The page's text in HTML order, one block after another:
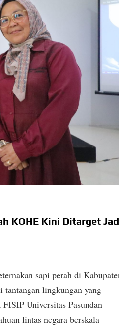
KOHE Kini Ditarget
sapi perah di
lingkungan yang
Universitas Pasundan
lintas negara berskala